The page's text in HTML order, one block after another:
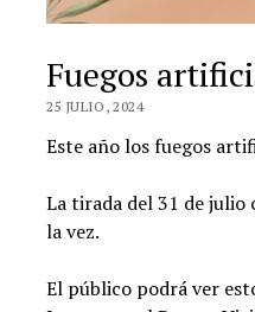
Fuegos
25 JULIO, 2024
Este año los fuegos
La tirada del 31 de julio
la vez.
El público podrá ver